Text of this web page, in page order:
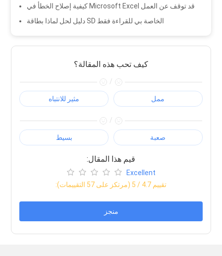
كيفية إصلاح الخطأ في Microsoft Excel قد توقف عن العمل
دليل لحل لماذا بطاقة SD الخاصة بي للقراءة فقط
كيف تحب هذه المقالة؟
/
مثير للانتباه ممل
/
بسيط صعبة
:قيم هذا المقال
Excellent
:تقييم 4.7 / 5 (مرتكز على 57 التقييمات)
منجز